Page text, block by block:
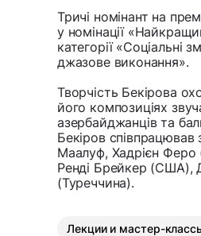
Тричі номінант на
у номінації
категорії «Соціальні
джазове виконання».
Творчість Бекірова
його композиціях
азербайджанців та
Бекіров
Маалуф, Хадрієн
Ренді Брейкер
(Туреччина).
Лекции и мастер-